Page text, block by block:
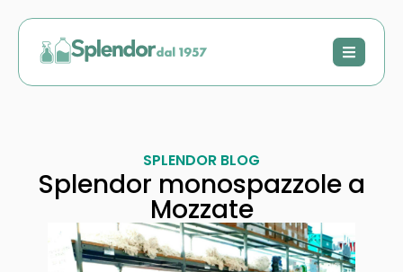
SPLENDOR BLOG
Splendor monospazzole a
Mozzate